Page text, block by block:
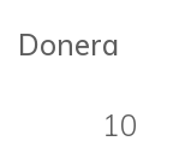
Donera